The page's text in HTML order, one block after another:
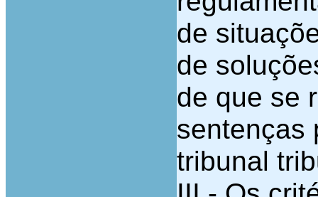
de
de
de que se
sentenças
tribunal